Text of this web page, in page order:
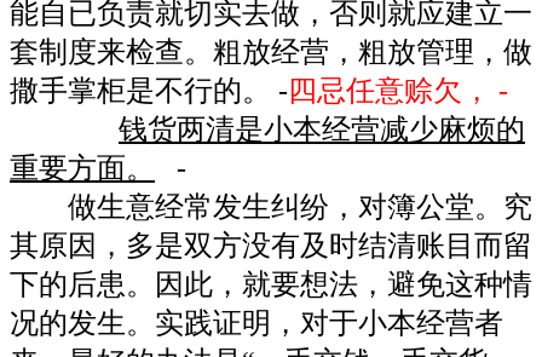
能自已负责就切实去做，否则就应建立一
套制度来检查。粗放经营，粗放管理，做
撒手掌柜是不行的。 -四忌任意赊欠， -
钱货两清是小本经营减少麻烦的
重要方面。
-
做生意经常发生纠纷，对簿公堂。究
其原因，多是双方没有及时结清账目而留
下的后患。因此，就要想法，避免这种情
况的发生。实践证明，对于小本经营者